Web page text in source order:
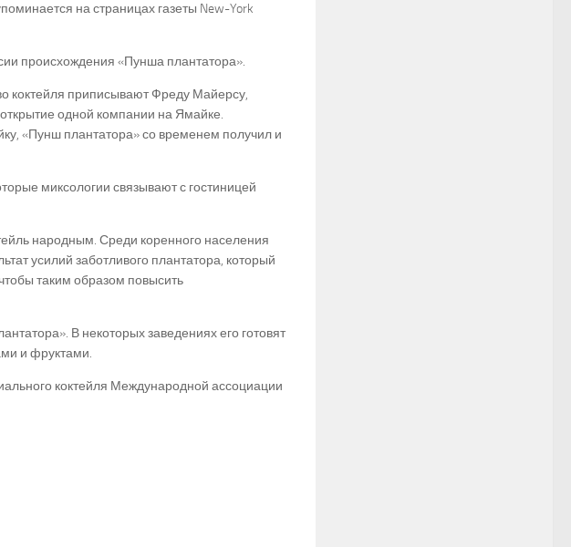
на страницах газеты New-York
происхождения «Пунша плантатора».
коктейля приписывают Фреду Майерсу,
одной компании на Ямайке.
«Пунш плантатора» со временем получил и
миксологии связывают с гостиницей
народным. Среди коренного населения
усилий заботливого плантатора, который
таким образом повысить
В некоторых заведениях его готовят
и фруктами.
коктейля Международной ассоциации